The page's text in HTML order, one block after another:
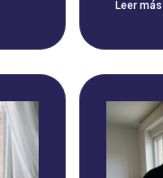
Leer más